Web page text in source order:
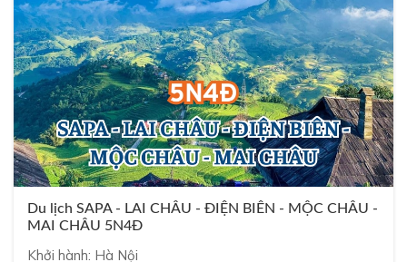
Du lịch SAPA - LAI CHÂU - ĐIỆN BIÊN - MỘC CHÂU -
MAI CHÂU 5N4Đ
Khởi hành: Hà Nội